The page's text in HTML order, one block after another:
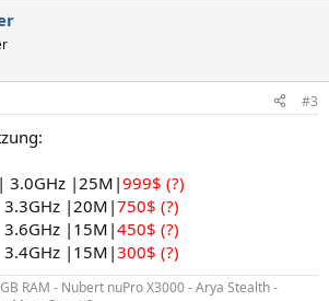
#3
3.0GHz |25M|999$ (?)
|20M|750$ (?)
|15M|450$ (?)
|15M|300$ (?)
RAM - Nubert nuPro X3000 - Arya Stealth -